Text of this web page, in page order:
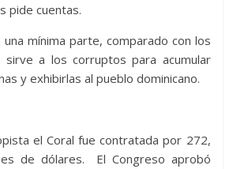
pide cuentas.
mínima parte, comparado con los
sirve a los corruptos para acumular
y exhibirlas al pueblo dominicano.
Coral fue contratada por 272,
de dólares. El Congreso aprobó